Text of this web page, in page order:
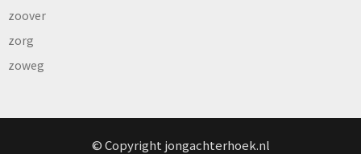
zoover
zorg
zoweg
© Copyright jongachterhoek.nl